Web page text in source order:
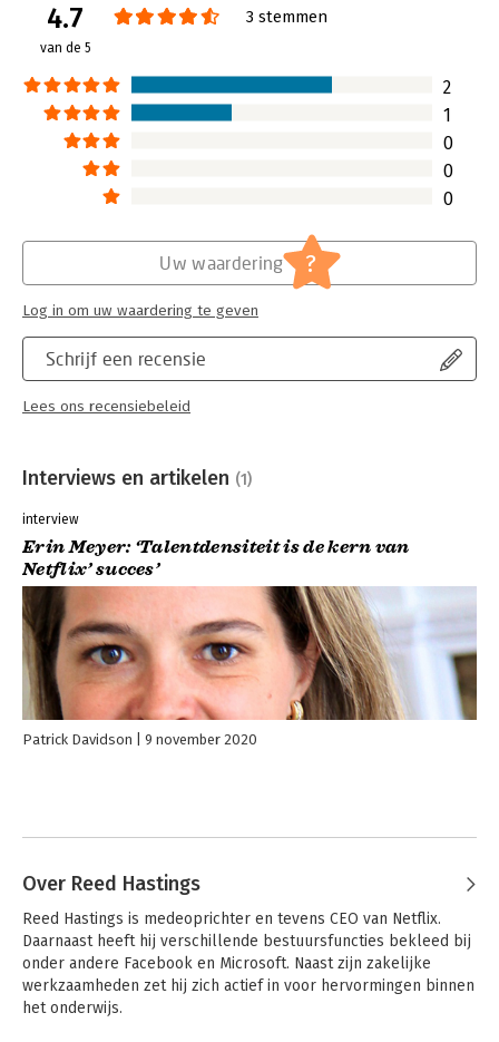
4.7
van de 5
3 stemmen
2
1
0
0
0
Schrijf een recensie
Lees ons recensiebeleid
Uw waardering ?
Log in om uw waardering te geven
Interviews en artikelen (1)
interview
Erin Meyer: ‘Talentdensiteit is de kern van
Netflix’ succes’
Patrick Davidson 9 november 2020
Over Reed Hastings
Reed Hastings is medeoprichter en tevens CEO van Netflix.
Daarnaast heeft hij verschillende bestuursfuncties bekleed bij
onder andere Facebook en Microsoft. Naast zijn zakelijke
werkzaamheden zet hij zich actief in voor hervormingen binnen
het onderwijs.